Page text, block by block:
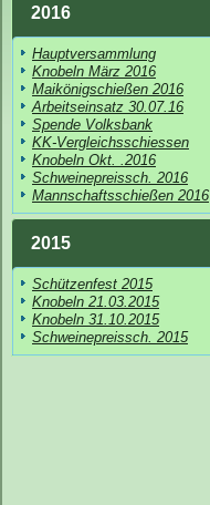
2016
Hauptversammlung
Knobeln März 2016
Maikönigschießen 2016
Arbeitseinsatz 30.07.16
Spende Volksbank
KK-Vergleichsschiessen
Knobeln Okt. .2016
Schweinepreissch. 2016
Mannschaftsschießen 2016
2015
Schützenfest 2015
Knobeln 21.03.2015
Knobeln 31.10.2015
Schweinepreissch. 2015